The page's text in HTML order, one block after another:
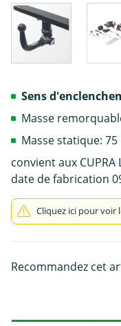
Sens
Masse
Masse statique: 75
convient aux CUPRA
date de fabrication
Cliquez ici pour voir
Recommandez cet